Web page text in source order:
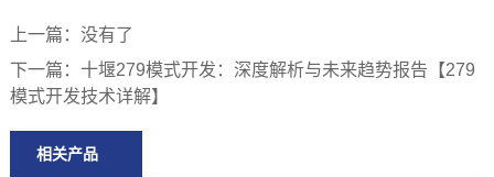
上一篇： 没有了
下一篇： 十堰279模式开发：深度解析与未来趋势报告【279
模式开发技术详解】
相关产品